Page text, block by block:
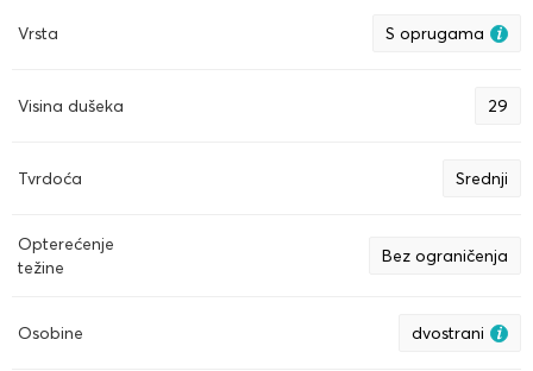
Vrsta S oprugama
Visina dušeka 29
Tvrdoća Srednji
Opterećenje
težine
Bez ograničenja
Osobine dvostrani